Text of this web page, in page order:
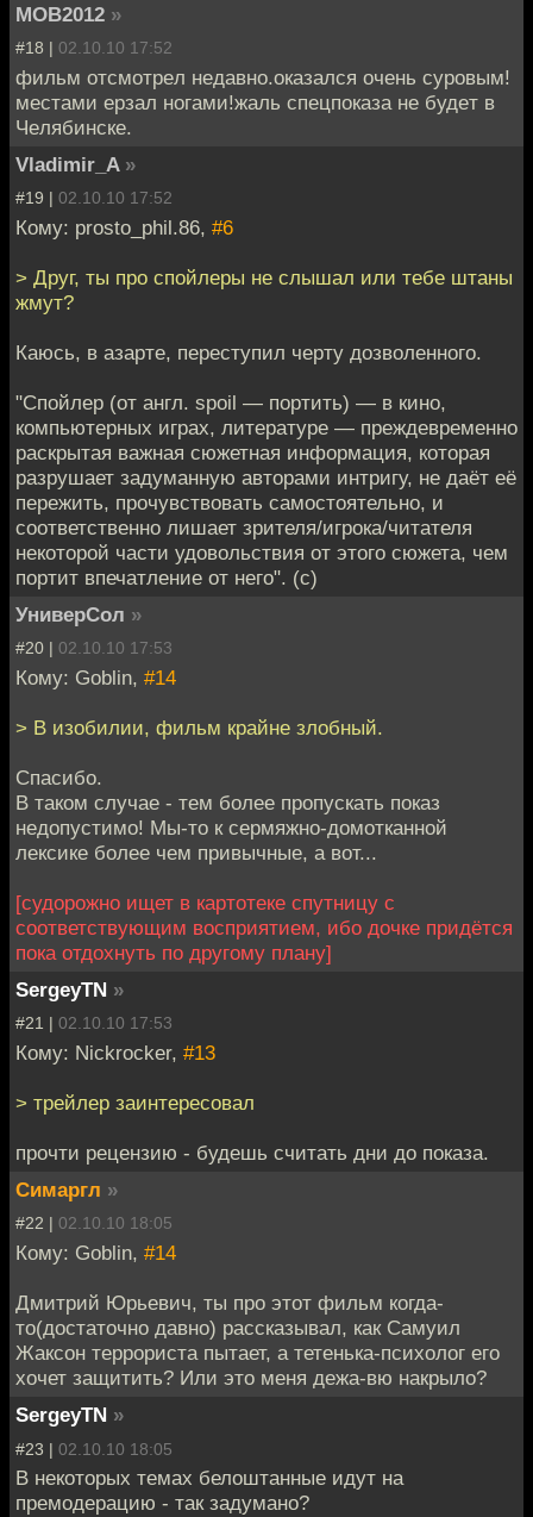
MOB2012 »
#18 | 02.10.10 17:52
фильм отсмотрeл нeдaвно.окaзaлся очeнь суровым!
мeстaми eрзaл ногaми!жaль спeцпокaзa нe будeт в
Чeлябинскe.
Vladimir_A »
#19 | 02.10.10 17:52
Кому: prosto_phil.86, #6
> Друг, ты про спойлеры не слышал или тебе штаны
жмут?
Каюсь, в азарте, переступил черту дозволенного.
"Спойлер (от англ. spoil — портить) — в кино,
компьютерных играх, литературе — преждевременно
раскрытая важная сюжетная информация, которая
разрушает задуманную авторами интригу, не даёт её
пережить, прочувствовать самостоятельно, и
соответственно лишает зрителя/игрока/читателя
некоторой части удовольствия от этого сюжета, чем
портит впечатление от него". (с)
УниверСол »
#20 | 02.10.10 17:53
Кому: Goblin, #14
> В изобилии, фильм крайне злобный.
Спасибо.
В таком случае - тем более пропускать показ
недопустимо! Мы-то к сермяжно-домотканной
лексике более чем привычные, а вот...
[судорожно ищет в картотеке спутницу с
соответствующим восприятием, ибо дочке придётся
пока отдохнуть по другому плану]
SergeyTN »
#21 | 02.10.10 17:53
Кому: Nickrocker, #13
> трейлер заинтересовал
прочти рецензию - будешь считать дни до показа.
Симаргл »
#22 | 02.10.10 18:05
Кому: Goblin, #14
Дмитрий Юрьевич, ты про этот фильм когда-
то(достаточно давно) рассказывал, как Самуил
Жаксон террориста пытает, а тетенька-психолог его
хочет защитить? Или это меня дежа-вю накрыло?
SergeyTN »
#23 | 02.10.10 18:05
В некоторых темах белоштанные идут на
премодерацию - так задумано?